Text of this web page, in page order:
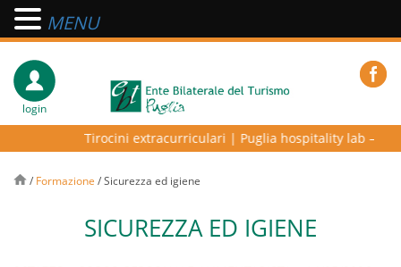
login
Tirocini extracurriculari| Puglia hospitality lab –
/ Formazione /Sicurezza ed igiene
SICUREZZA ED IGIENE
MENU